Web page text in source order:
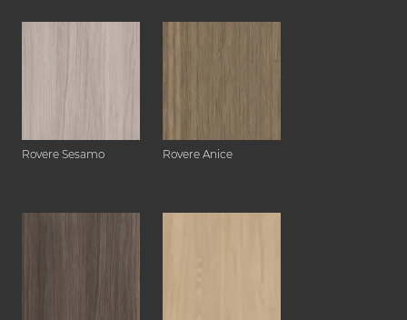
Rovere Sesamo Rovere Anice